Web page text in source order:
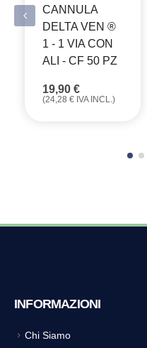
CANNULA
DELTA VEN ®
1 - 1 VIA CON
ALI - CF 50 PZ
19,90 €
(24,28 € IVA INCL.)
INFORMAZIONI
Chi Siamo